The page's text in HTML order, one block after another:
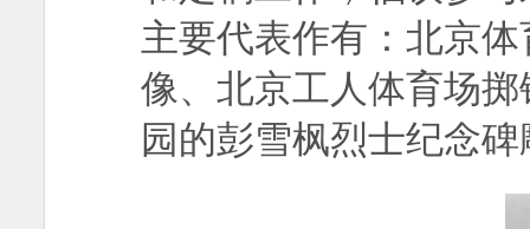
主要代表作有：北京
像、北京工人体育场
园的彭雪枫烈士纪念